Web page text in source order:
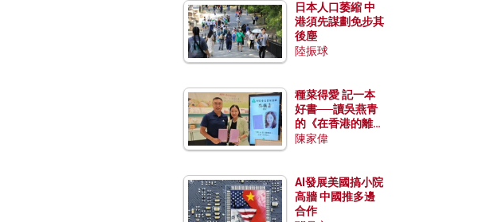
日本人口萎縮 中
港須先謀劃免步其
後塵
陸振球
種菜得愛 記一本
好書──讀吳燕青
的《在香港的離島
種菜》
陳家偉
AI發展美國搞小院
高牆 中國推多邊
合作